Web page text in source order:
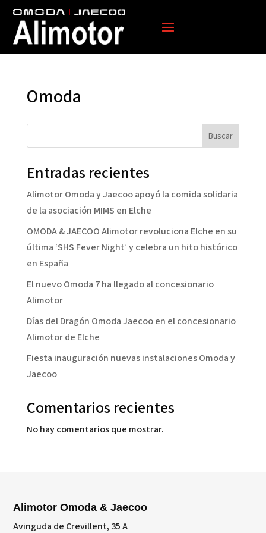
Omoda
Buscar
Entradas recientes
Alimotor Omoda y Jaecoo apoyó la comida solidaria
de la asociación MIMS en Elche
OMODA & JAECOO Alimotor revoluciona Elche en su
última ‘SHS Fever Night’ y celebra un hito histórico
en España
El nuevo Omoda 7 ha llegado al concesionario
Alimotor
Días del Dragón Omoda Jaecoo en el concesionario
Alimotor de Elche
Fiesta inauguración nuevas instalaciones Omoda y
Jaecoo
Comentarios recientes
No hay comentarios que mostrar.
Alimotor Omoda & Jaecoo
Avinguda de Crevillent, 35 A